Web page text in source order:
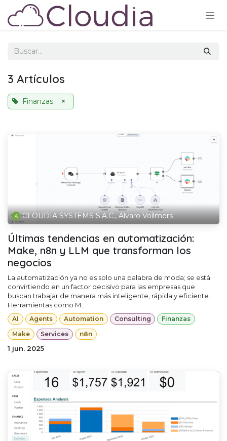
Ir al contenido
3 Artículos
Finanzas ×
CLOUDIA SYSTEMS S.A.C., Alvaro Vollmers
Últimas tendencias en automatización:
Make, n8n y LLM que transforman los
negocios
La automatización ya no es solo una palabra de moda; se está
convirtiendo en un factor decisivo para las empresas que
buscan trabajar de manera más inteligente, rápida y eficiente.
Herramientas como M...
AI Agents Automation Consulting Finanzas
Make Services n8n
1 jun. 2025